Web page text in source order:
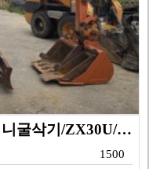
히다치/굴삭기/히다치 3톤 미니굴삭기/ZX30U/201…
1500